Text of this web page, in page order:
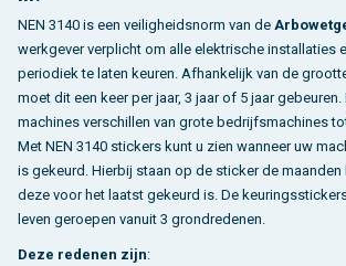
NEN 3140 is een veiligheidsnorm van de
werkgever verplicht om alle elektrische installaties
periodiek te laten keuren. Afhankelijk van de
moet dit een keer per jaar, 3 jaar of 5 jaar
machines verschillen van grote bedrijfsmachines
Met NEN 3140 stickers kunt u zien wanneer uw
is gekeurd. Hierbij staan op de sticker de maanden
deze voor het laatst gekeurd is. De
leven geroepen vanuit 3 grondredenen.
Deze redenen zijn: